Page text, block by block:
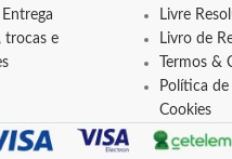
trocas e
Livre
Livro de
Termos &
Política
Cookies